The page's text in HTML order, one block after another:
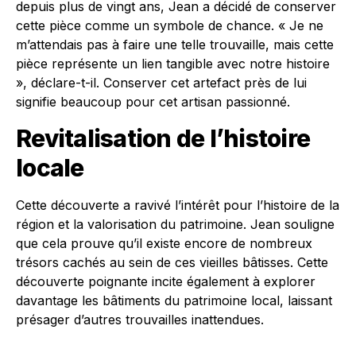
depuis plus de vingt ans, Jean a décidé de conserver
cette pièce comme un symbole de chance. « Je ne
m’attendais pas à faire une telle trouvaille, mais cette
pièce représente un lien tangible avec notre histoire
», déclare-t-il. Conserver cet artefact près de lui
signifie beaucoup pour cet artisan passionné.
Revitalisation de l’histoire
locale
Cette découverte a ravivé l’intérêt pour l’histoire de la
région et la valorisation du patrimoine. Jean souligne
que cela prouve qu’il existe encore de nombreux
trésors cachés au sein de ces vieilles bâtisses. Cette
découverte poignante incite également à explorer
davantage les bâtiments du patrimoine local, laissant
présager d’autres trouvailles inattendues.